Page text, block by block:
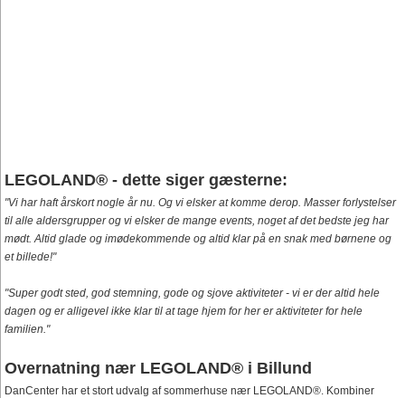
LEGOLAND® - dette siger gæsterne:
"Vi har haft årskort nogle år nu. Og vi elsker at komme derop. Masser forlystelser
til alle aldersgrupper og vi elsker de mange events, noget af det bedste jeg har
mødt. Altid glade og imødekommende og altid klar på en snak med børnene og
et billede!"
"Super godt sted, god stemning, gode og sjove aktiviteter - vi er der altid hele
dagen og er alligevel ikke klar til at tage hjem for her er aktiviteter for hele
familien."
Overnatning nær LEGOLAND® i Billund
DanCenter har et stort udvalg af sommerhuse nær LEGOLAND®. Kombiner